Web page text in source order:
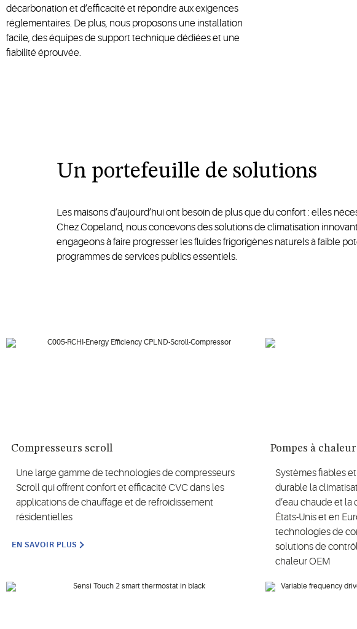
décarbonation et d’efficacité et répondre aux exigences
réglementaires. De plus, nous proposons une installation
facile, des équipes de support technique dédiées et une
fiabilité éprouvée.
Un portefeuille de solutions
Les maisons d’aujourd’hui ont besoin de plus que du confort : elles
Chez Copeland, nous concevons des solutions de climatisation
engageons à faire progresser les fluides frigorigènes naturels à faible
programmes de services publics essentiels.
Compresseurs scroll
Une large gamme de technologies de compresseurs
Scroll qui offrent confort et efficacité CVC dans les
applications de chauffage et de refroidissement
résidentielles
EN SAVOIR PLUS
Pompes à chaleur
Systèmes fiables
durable la
d’eau chaude et la
États-Unis et en
technologies de
solutions de
chaleur OEM